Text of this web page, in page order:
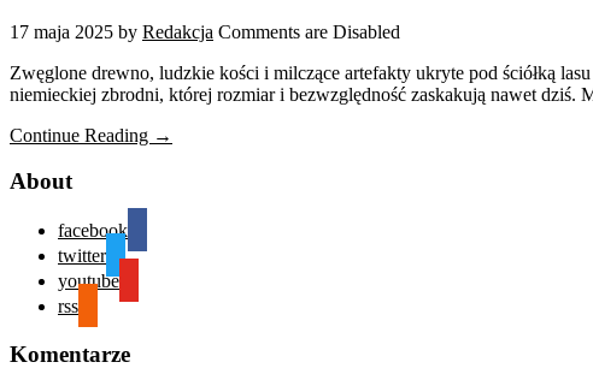
17 maja 2025 by Redakcja Comments are Disabled
Zwęglone drewno, ludzkie kości i milczące artefakty ukryte pod ściółką
niemieckiej zbrodni, której rozmiar i bezwzględność zaskakują nawet
Continue Reading →
About
facebook
twitter
youtube
rss
Komentarze